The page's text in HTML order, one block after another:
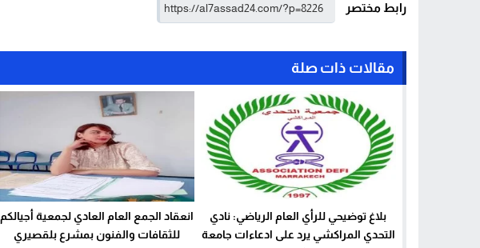
رابط مختصر
مقالات ذات صلة
بلاغ توضيحي للرأي العام الرياضي: نادي
التحدي المراكشي يرد على ادعاءات جامعة
انعقاد الجمع العام العادي لجمعية أجيالكم
للثقافات والفنون بمشرع بلقصيري